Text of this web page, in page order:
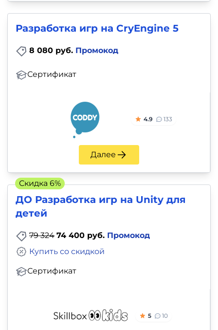
Разработка игр на CryEngine 5
8 080 руб. Промокод
Сертификат
4.9 133
Далее
ДО Разработка игр на Unity для
детей
79 324 74 400 руб. Промокод
Сертификат
Купить со скидкой
5 10
Скидка 6%